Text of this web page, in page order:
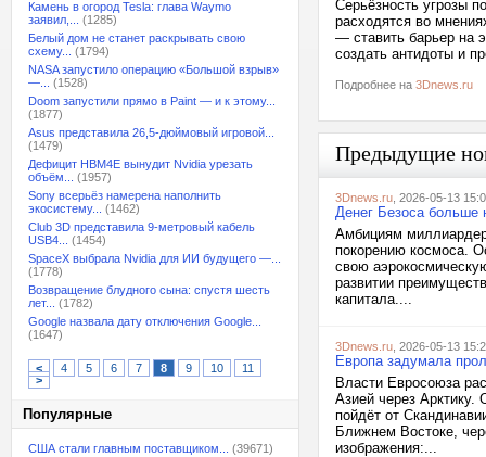
Камень в огород Tesla: глава Waymo
заявил,...
(1285)
Белый дом не станет раскрывать свою
схему...
(1794)
NASA запустило операцию «Большой взрыв»
—...
(1528)
Doom запустили прямо в Paint — и к этому...
(1877)
Asus представила 26,5-дюймовый игровой...
(1479)
Дефицит HBM4E вынудит Nvidia урезать
объём...
(1957)
Sony всерьёз намерена наполнить
экосистему...
(1462)
Club 3D представила 9-метровый кабель
USB4...
(1454)
SpaceX выбрала Nvidia для ИИ будущего —...
(1778)
Возвращение блудного сына: спустя шесть
лет...
(1782)
Google назвала дату отключения Google...
(1647)
< 4 5 6 7 8 9 10
11
>
Популярные
США стали главным поставщиком...
(39671)
Серьёзность угрозы
расходятся во
— ставить барьер на
создать антидоты и
Подробнее на 3Dnews.ru
Предыдущие
3Dnews.ru , 2026-05-13
Денег Безоса больше
Амбициям
покорению космоса.
свою
развитии
капитала....
3Dnews.ru , 2026-05-13
Европа задумала
Власти Евросоюза
Азией через Арктику.
пойдёт от
Ближнем Востоке,
изображения:...